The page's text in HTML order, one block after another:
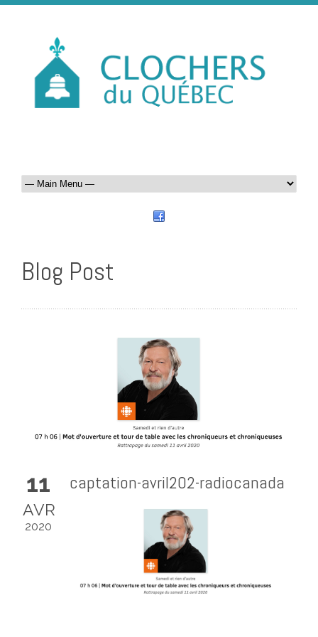
Blog Post
11
AVR
2020
captation-avril202-radiocanada